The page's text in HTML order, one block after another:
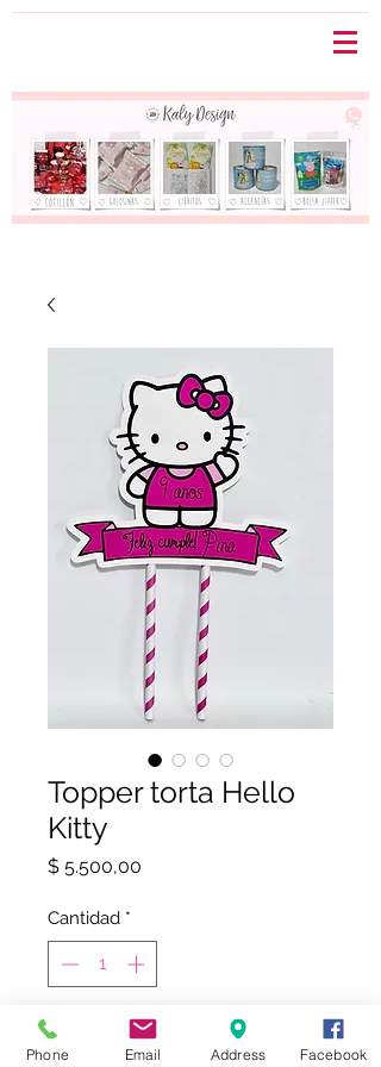
Topper torta Hello
Kitty
$ 5.500,00
Cantidad *
COMPRAR
Phone Email Address Facebook